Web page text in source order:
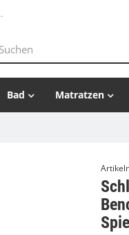
Bad Matratzen